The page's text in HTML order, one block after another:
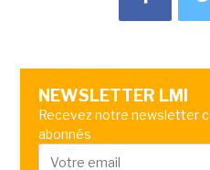
NEWSLETTER LMI
Recevez notre newsletter
abonnés